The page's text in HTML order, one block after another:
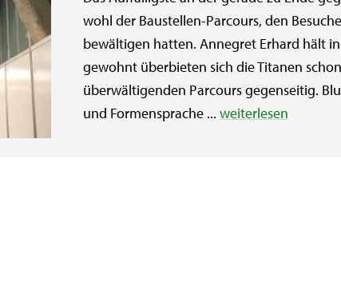
wohl der Baustellen-Parcours, den
bewältigen hatten. Annegret Erhard hält in
gewohnt überbieten sich die Titanen
überwältigenden Parcours gegenseitig.
und Formensprache ... weiterlesen